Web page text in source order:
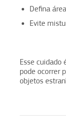
Defina
Evite
Esse cuidado
pode ocorrer
objetos